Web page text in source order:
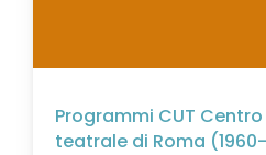
Programmi CUT
teatrale di Roma